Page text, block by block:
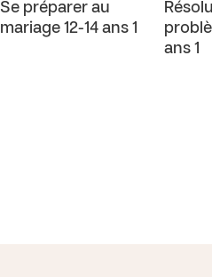
Se préparer au
mariage 12-14 ans 1
ans 1